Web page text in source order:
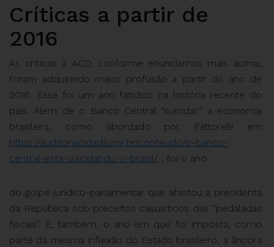
Críticas a partir de
2016
As críticas à ACD, conforme enunciamos mais acima,
foram adquirindo maior profusão a partir do ano de
2016. Esse foi um ano fatídico na história recente do
país. Além de o Banco Central “suicidar” a economia
brasileira, como abordado por Fattorelli em
https://auditoriacidada.org.br/conteudo/o-banco-
central-esta-suicidando-o-brasil/ , foi o ano
do golpe jurídico-parlamentar que afastou a presidenta
da República sob preceitos casuísticos das “pedaladas
fiscais”. E, também, o ano em que foi imposta, como
parte da mesma inflexão do Estado brasileiro, a âncora